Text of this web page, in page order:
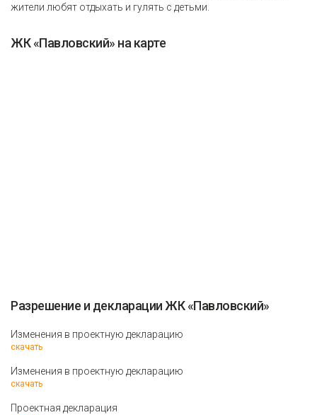
жители любят отдыхать и гулять с детьми.
ЖК «Павловский» на карте
Разрешение и декларации ЖК «Павловский»
Изменения в проектную декларацию
скачать
Изменения в проектную декларацию
скачать
Проектная декларация